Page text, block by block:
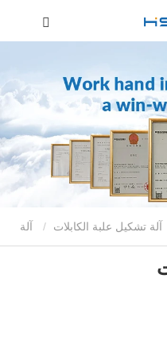
آلة تشكيل علبة الكابلات آلة